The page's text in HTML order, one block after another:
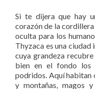
Si te dijera que hay
corazón de la
oculta para los
Thyzaca es una ciudad
cuya grandeza
bien en el fondo los
podridos. Aquí habitan
y montañas, magos